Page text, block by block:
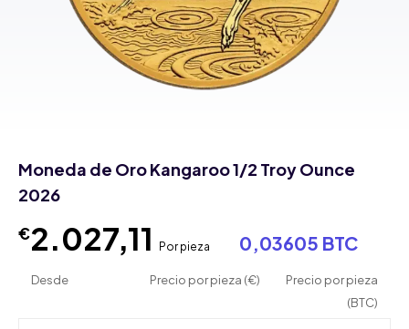
Moneda de Oro Kangaroo 1/2 Troy Ounce
2026
€2.027,11 Por pieza 0,03605 BTC
Desde Precio por pieza (€)
Precio por pieza
(BTC)